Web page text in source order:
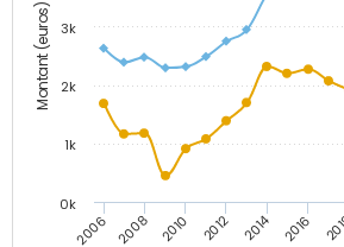
Montant (euros)
2006 2008 2010 2012 2014 2016
0k
1k
2k
3k